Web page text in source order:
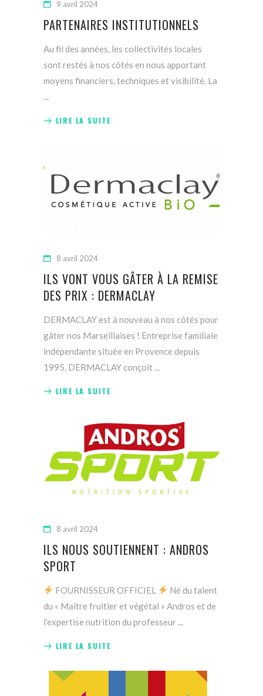
9 avril 2024
PARTENAIRES INSTITUTIONNELS
Au fil des années, les collectivités locales
sont restés à nos côtés en nous apportant
moyens financiers, techniques et visibilité. La
LIRE LA SUITE
8 avril 2024
ILS VONT VOUS GÂTER À LA REMISE
DES PRIX : DERMACLAY
DERMACLAY est à nouveau à nos côtés pour
gâter nos Marseillaises ! Entreprise familiale
indépendante située en Provence depuis
1995, DERMACLAY conçoit
LIRE LA SUITE
8 avril 2024
ILS NOUS SOUTIENNENT : ANDROS
SPORT
FOURNISSEUR OFFICIEL
Né du talent
du « Maître fruitier et végétal » Andros et de
l’expertise nutrition du professeur
LIRE LA SUITE